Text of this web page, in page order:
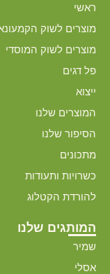
ראשי
מוצרים לשוק
מוצרים לשוק המוסדי
פל דגים
ייצוא
המוצרים שלנו
הסיפור שלנו
מתכונים
כשרויות ותעודות
להורדת הקטלוג
המותגים שלנו
שמיר
אסלי